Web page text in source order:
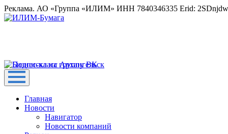
Реклама. АО «Группа «ИЛИМ» ИНН 7840346335 Erid:
Главная
Новости
Навигатор
Новости компаний